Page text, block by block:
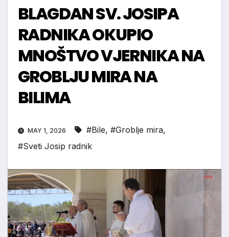
BLAGDAN SV. JOSIPA
RADNIKA OKUPIO
MNOŠTVO VJERNIKA NA
GROBLJU MIRA NA
BILIMA
MAY 1, 2026 #Bile, #Groblje mira,
#Sveti Josip radnik